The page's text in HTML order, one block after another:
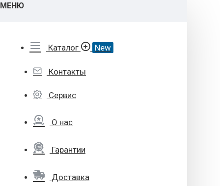
МЕНЮ
Каталог New
Контакты
Сервис
О нас
Гарантии
Доставка